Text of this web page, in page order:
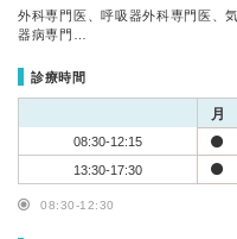
外科専門医、呼吸器外科専門医、
器病専門…
診療時間
月
08:30-12:15
13:30-17:30
08:30-12:30